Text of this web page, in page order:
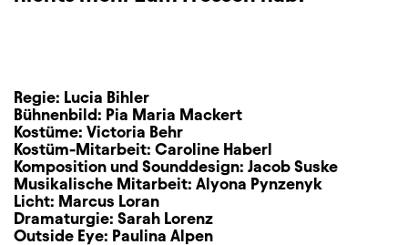
Regie: Lucia Bihler
Bühnenbild: Pia Maria Mackert
Kostüme: Victoria Behr
Kostüm-Mitarbeit: Caroline Haberl
Komposition und Sounddesign: Jacob Suske
Musikalische Mitarbeit: Alyona Pynzenyk
Licht: Marcus Loran
Dramaturgie: Sarah Lorenz
Outside Eye: Paulina Alpen